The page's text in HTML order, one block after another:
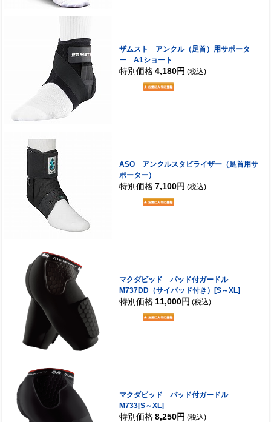
ザムスト アンクル（足首）用サポータ
ー A1ショート
特別価格 4,180円 (税込)
ASO アンクルスタビライザー（足首用サ
ポーター）
特別価格 7,100円 (税込)
マクダビッド パッド付ガードル
M737DD（サイパッド付き）[S～XL]
特別価格 11,000円 (税込)
マクダビッド パッド付ガードル
M733[S～XL]
特別価格 8,250円 (税込)